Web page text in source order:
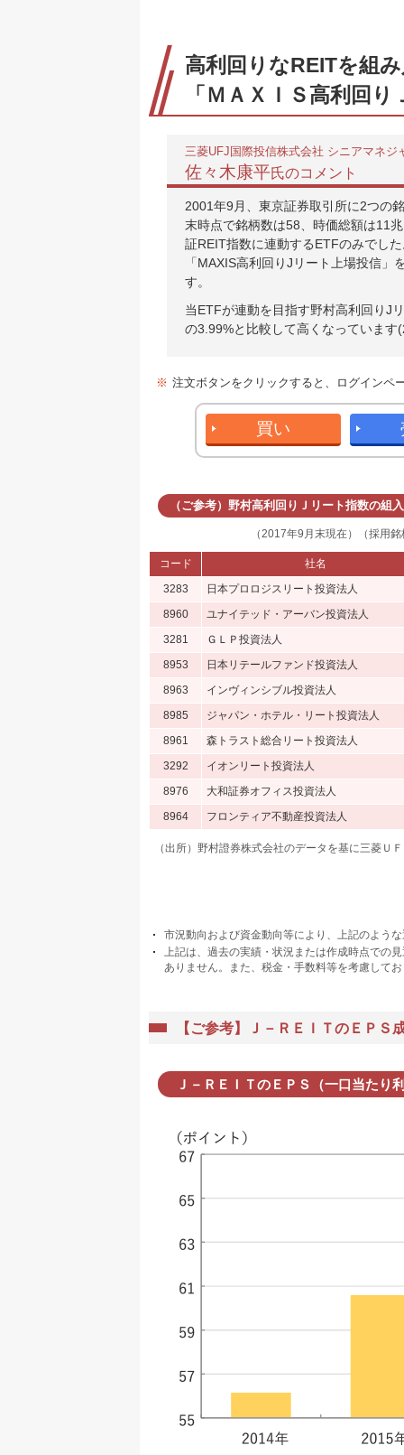
高利回りなREITを組
「ＭＡＸＩＳ高利回
三菱UFJ国際投信株式会社 シニアマネジ
佐々木康平氏のコメント
2001年9月、東京証券取引所に2つの
末時点で銘柄数は58、時価総額は11
証REIT指数に連動するETFのみでし
「MAXIS高利回りJリート上場投信
す。
当ETFが連動を目指す野村高利回りJ
の3.99%と比較して高くなっています
※ 注文ボタンをクリックすると、ログインペ
買い
（ご参考）野村高利回りＪリート指数の組
（2017年9月末現在）（採用
コード
社名
3283
日本プロロジスリート投資法人
8960
ユナイテッド・アーバン投資法人
3281
ＧＬＰ投資法人
8953
日本リテールファンド投資法人
8963
インヴィンシブル投資法人
8985
ジャパン・ホテル・リート投資法人
8961
森トラスト総合リート投資法人
3292
イオンリート投資法人
8976
大和証券オフィス投資法人
8964
フロンティア不動産投資法人
（出所）野村證券株式会社のデータを基に三菱Ｕ
市況動向および資金動向等により、上記のよう
上記は、過去の実績・状況または作成時点での
ありません。また、税金・手数料等を考慮して
【ご参考】Ｊ－ＲＥＩＴのＥＰＳ
Ｊ－ＲＥＩＴのＥＰＳ（一口当たり